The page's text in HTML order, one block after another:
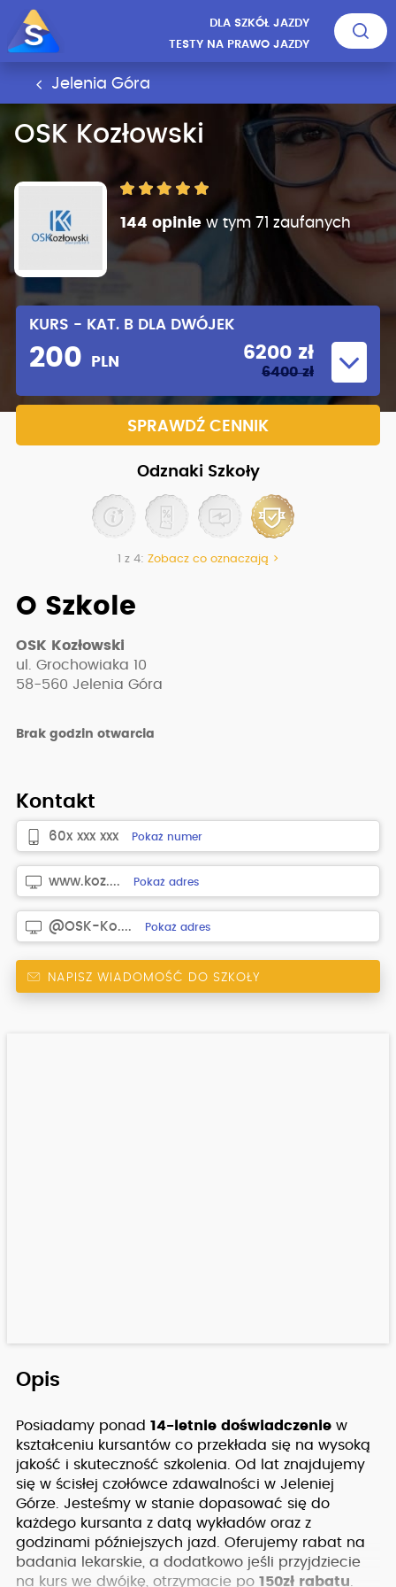
DLA SZKÓŁ JAZDY
TESTY NA PRAWO JAZDY
Jelenia Góra
OSK Kozłowski
144 opinie w tym 71 zaufanych
KURS - KAT. B DLA DWÓJEK
200 PLN 6200 zł
6400 zł
SPRAWDŹ CENNIK
Odznaki Szkoły
1 z 4: Zobacz co oznaczają >
O Szkole
OSK Kozłowski
ul. Grochowiaka 10
58-560 Jelenia Góra
Brak godzin otwarcia
Kontakt
60x xxx xxx Pokaż numer
www.koz.... Pokaż adres
@OSK-Ko.... Pokaż adres
NAPISZ WIADOMOŚĆ DO SZKOŁY
Opis
Posiadamy ponad 14-letnie doświadczenie w
kształceniu kursantów co przekłada się na wysoką
jakość i skuteczność szkolenia. Od lat znajdujemy
się w ścisłej czołówce zdawalności w Jeleniej
Górze. Jesteśmy w stanie dopasować się do
każdego kursanta z datą wykładów oraz z
godzinami późniejszych jazd. Oferujemy rabat na
badania lekarskie, a dodatkowo jeśli przyjdziecie
na kurs we dwójkę, otrzymacie po 150zł rabatu